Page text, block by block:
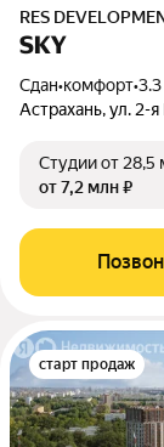
RES
SKY
Сдан•комфорт•3.3
Астрахань, ул. 2-я
Студииот 28,5
от 7,2 млн ₽
старт продаж